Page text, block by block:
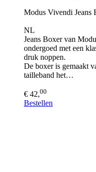
Modus Vivendi Jeans
NL
Jeans Boxer van
ondergoed met een
druk noppen.
De boxer is gemaakt
tailleband het…
€ 42,00
Bestellen